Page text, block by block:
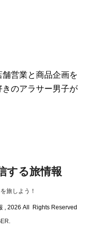
営業と商品企画を
のアラサー男子が
する旅情報
旅しよう！
, 2026 All Rights Reserved
.